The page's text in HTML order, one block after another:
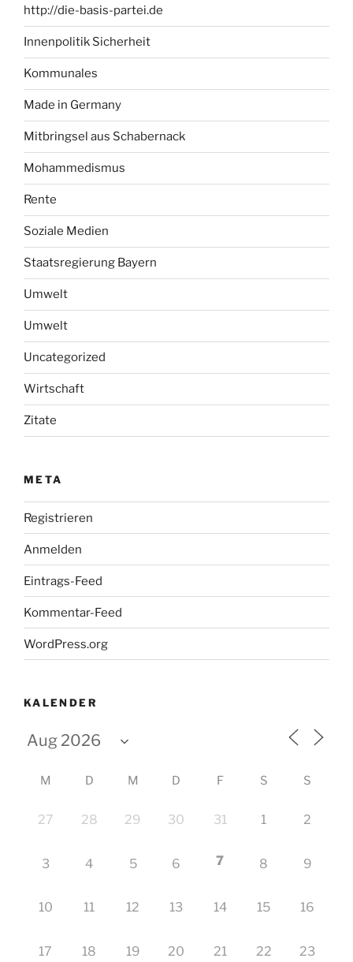
http://die-basis-partei.de
Innenpolitik Sicherheit
Kommunales
Made in Germany
Mitbringsel aus Schabernack
Mohammedismus
Rente
Soziale Medien
Staatsregierung Bayern
Umwelt
Umwelt
Uncategorized
Wirtschaft
Zitate
META
Registrieren
Anmelden
Eintrags-Feed
Kommentar-Feed
WordPress.org
KALENDER
M D M D F S S
27 28 29 30 31 1 2
3 4 5 6 7 8 9
10 11 12 13 14 15 16
17 18 19 20 21 22 23